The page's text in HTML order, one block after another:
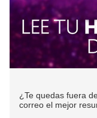
¿Te quedas fuera
correo el mejor